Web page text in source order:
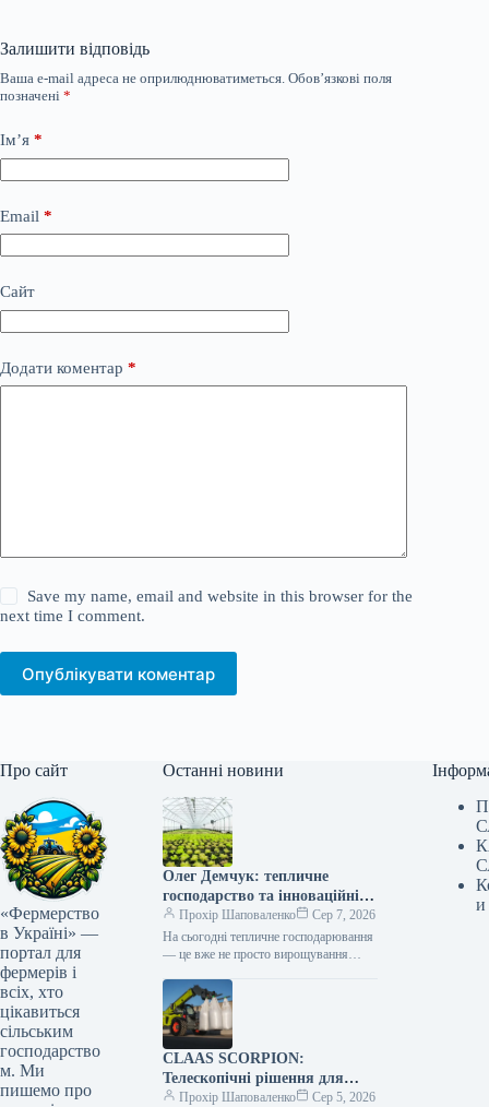
Залишити відповідь
Ваша e-mail адреса не оприлюднюватиметься. Обов’язкові поля
позначені *
Ім’я *
Email *
Сайт
Додати коментар *
Save my name, email and website in this browser for the
next time I comment.
Опублікувати коментар
Про сайт
«Фермерство
в Україні» —
портал для
фермерів і
всіх, хто
цікавиться
сільським
господарство
м. Ми
пишемо про
Останні новини
Олег Демчук: тепличне
господарство та інноваційні
центри в Україні
Прохір Шаповаленко
Сер 7, 2026
На сьогодні тепличне господарювання
— це вже не просто вирощування
технологій та цифрових інструментів,
що…
CLAAS SCORPION:
Телескопічні рішення для
ефективного агрологістичного
Прохір Шаповаленко Сер 5, 2026
и